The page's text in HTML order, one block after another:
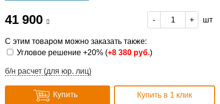
41 900 - + шт
С этим товаром можно заказать также:
Угловое решение +20% (+8 380 руб.)
б/н расчет (для юр. лиц)
Купить Купить в 1 клик